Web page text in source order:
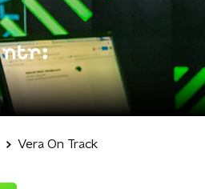
Vera On Track